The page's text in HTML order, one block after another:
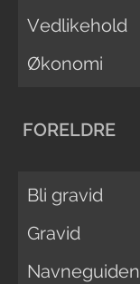
Vedlikehold
Økonomi
FORELDRE
Bli gravid
Gravid
Navneguiden